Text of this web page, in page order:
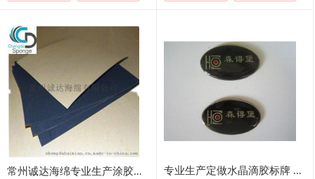
常州诚达海绵专业生产涂胶海绵及其制品 专业生产定做水晶滴胶标牌 铜标牌、铝拉丝蚀刻标牌、不锈钢标牌